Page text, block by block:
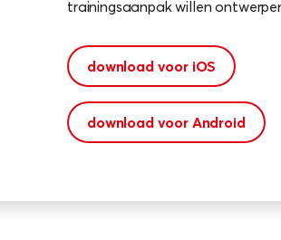
trainingsaanpak willen
download voor iOS
download voor Android